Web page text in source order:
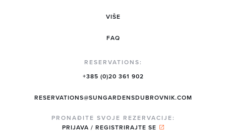
VIŠE
FAQ
RESERVATIONS:
+385 (0)20 361 902
RESERVATIONS@SUNGARDENSDUBROVNIK.COM
PRONAĐITE SVOJE REZERVACIJE:
PRIJAVA / REGISTRIRAJTE SE